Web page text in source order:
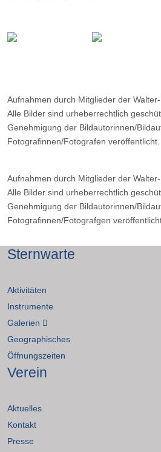
Filter: -
Aufnahmen durch Mitglieder der
Alle Bilder sind urheberrechtlich
Genehmigung der Bildautorinnen/
Fotografinnen/Fotografen veröffentlicht.
Aufnahmen durch Mitglieder der
Alle Bilder sind urheberrechtlich
Genehmigung der Bildautorinnen/
Fotografinnen/Fotografgen
Sternwarte
Aktivitäten
Instrumente
Galerien
Geographisches
Öffnungszeiten
Verein
Aktuelles
Kontakt
Presse